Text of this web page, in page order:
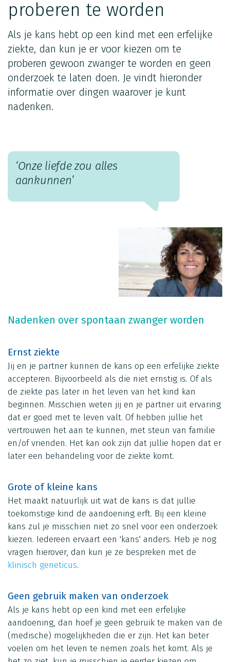
proberen te worden
Als je kans hebt op een kind met een erfelijke
ziekte, dan kun je er voor kiezen om te
proberen gewoon zwanger te worden en geen
onderzoek te laten doen. Je vindt hieronder
informatie over dingen waarover je kunt
nadenken.
‘Onze liefde zou alles
aankunnen’
Nadenken over spontaan zwanger worden
Ernst ziekte
Jij en je partner kunnen de kans op een erfelijke ziekte
accepteren. Bijvoorbeeld als die niet ernstig is. Of als
de ziekte pas later in het leven van het kind kan
beginnen. Misschien weten jij en je partner uit ervaring
dat er goed met te leven valt. Of hebben jullie het
vertrouwen het aan te kunnen, met steun van familie
en/of vrienden. Het kan ook zijn dat jullie hopen dat er
later een behandeling voor de ziekte komt.
Grote of kleine kans
Het maakt natuurlijk uit wat de kans is dat jullie
toekomstige kind de aandoening erft. Bij een kleine
kans zul je misschien niet zo snel voor een onderzoek
kiezen. Iedereen ervaart een 'kans' anders. Heb je nog
vragen hierover, dan kun je ze bespreken met de
klinisch geneticus.
Geen gebruik maken van onderzoek
Als je kans hebt op een kind met een erfelijke
aandoening, dan hoef je geen gebruik te maken van de
(medische) mogelijkheden die er zijn. Het kan beter
voelen om het leven te nemen zoals het komt. Als je